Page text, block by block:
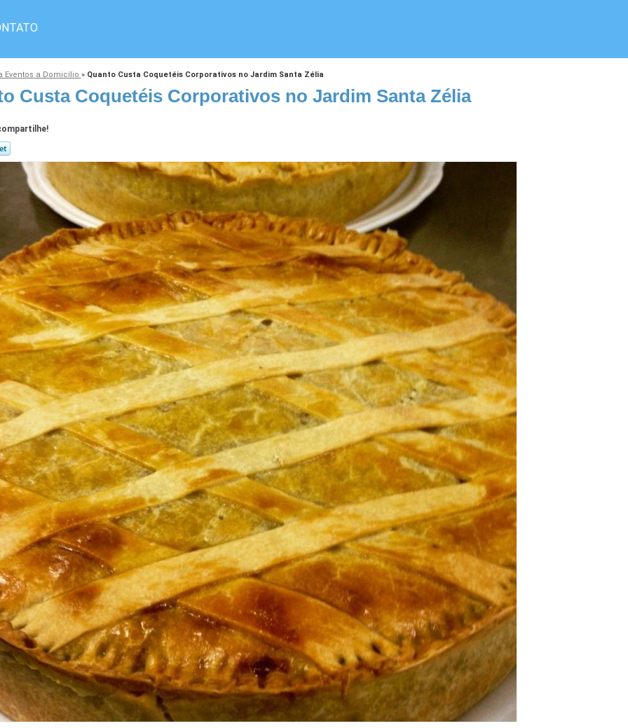
Eventos a Domicílio » Quanto Custa Coquetéis Corporativos no Jardim Santa Zélia
Custa Coquetéis Corporativos no Jardim Santa Zélia